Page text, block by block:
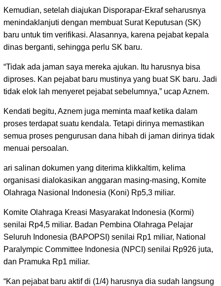
Kemudian, setelah diajukan Disporapar-Ekraf seharusnya
menindaklanjuti dengan membuat Surat Keputusan (SK)
baru untuk tim verifikasi. Alasannya, karena pejabat kepala
dinas berganti, sehingga perlu SK baru.
“Tidak ada jaman saya mereka ajukan. Itu harusnya bisa
diproses. Kan pejabat baru mustinya yang buat SK baru. Jadi
tidak elok lah menyeret pejabat sebelumnya,” ucap Aznem.
Kendati begitu, Aznem juga meminta maaf ketika dalam
proses terdapat suatu kendala. Tetapi dirinya memastikan
semua proses pengurusan dana hibah di jaman dirinya tidak
menuai persoalan.
ari salinan dokumen yang diterima klikkaltim, kelima
organisasi dialokasikan anggaran masing-masing, Komite
Olahraga Nasional Indonesia (Koni) Rp5,3 miliar.
Komite Olahraga Kreasi Masyarakat Indonesia (Kormi)
senilai Rp4,5 miliar. Badan Pembina Olahraga Pelajar
Seluruh Indonesia (BAPOPSI) senilai Rp1 miliar, National
Paralympic Committee Indonesia (NPCI) senilai Rp926 juta,
dan Pramuka Rp1 miliar.
“Kan pejabat baru aktif di (1/4) harusnya dia sudah langsung